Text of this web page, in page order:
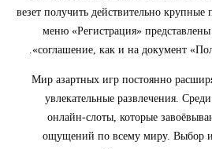
везет получить действительно
меню «Регистрация»
соглашение, как и на документ
Мир азартных игр постоянно
увлекательные развлечения.
онлайн-слоты, которые
ощущений по всему миру. Выбор